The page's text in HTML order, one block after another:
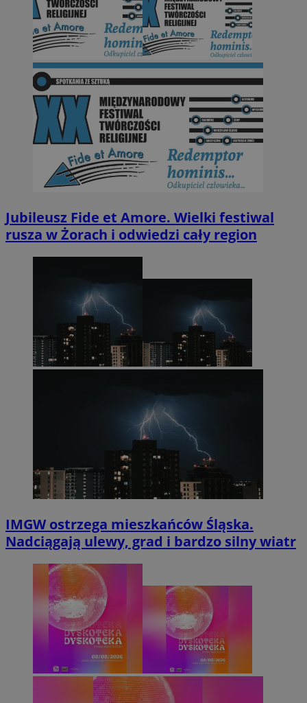
Jubileusz Fide et Amore. Wielki festiwal
rusza w Żorach i odwiedzi cały region
IMGW ostrzega mieszkańców Śląska.
Nadciągają ulewy, grad i bardzo silny wiatr